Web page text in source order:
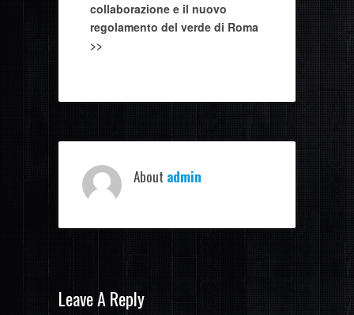
collaborazione e il nuovo
regolamento del verde di Roma
>>
About admin
Leave A Reply